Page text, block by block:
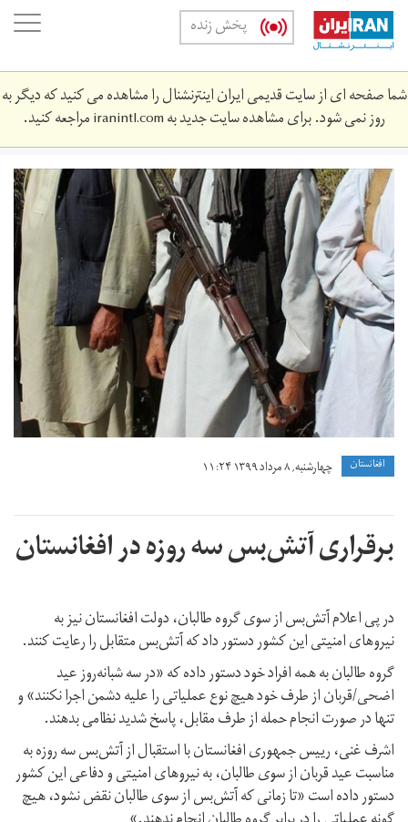
Skip
main
content
پخش زنده
شما صفحه ای از سایت قدیمی ایران اینترنشنال را مشاهده می کنید که دیگر به
روز نمی شود. برای مشاهده سایت جدید بهiranintl.comمراجعه کنید.
61588291.jpg
افغانستان چهارشنبه, ۸ مرداد ۱۳۹۹ ۱۱:۲۴
برقراری آتش‌بس سه روزه در افغانستان
در پی اعلام آتش‌بس از سوی گروه طالبان، دولت افغانستان نیز به
نیروهای امنیتی این کشور دستور داد که آتش‌بس متقابل را رعایت کنند.
گروه طالبان به همه افراد خود دستور داده که «در سه شبانه‌روز عید
اضحی/قربان از طرف خود هیچ نوع عملیاتی را علیه دشمن اجرا نکنند» و
تنها در صورت انجام حمله از طرف مقابل، پاسخ شدید نظامی بدهند.
اشرف غنی، رییس جمهوری افغانستان با استقبال از آتش‌بس سه روزه به
مناسبت عید قربان از سوی طالبان، به نیروهای امنیتی و دفاعی این کشور
دستور داده است «تا زمانی که آتش‌بس از سوی طالبان نقض نشود، هیچ